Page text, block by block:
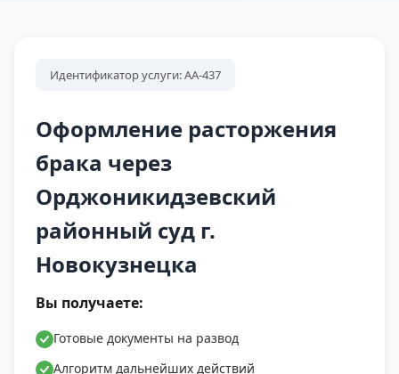
Идентификатор услуги: АА-437
Оформление расторжения
брака через
Орджоникидзевский
районный суд г.
Новокузнецка
Вы получаете:
Готовые документы на развод
Алгоритм дальнейших действий